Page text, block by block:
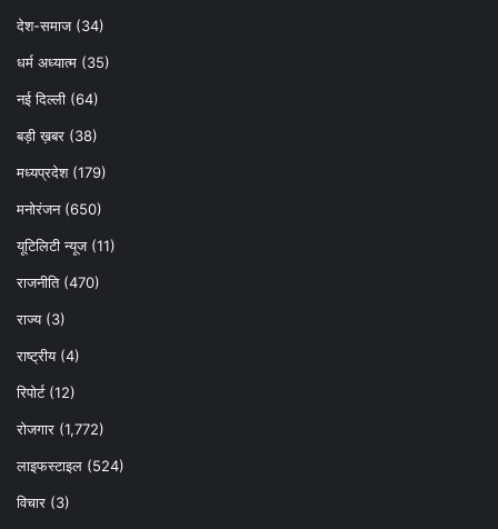
देश-समाज(34)
धर्म अध्यात्म (35)
नई दिल्ली (64)
बड़ी ख़बर (38)
मध्यप्रदेश(179)
मनोरंजन(650)
यूटिलिटी न्यूज(11)
राजनीति(470)
राज्य(3)
राष्ट्रीय(4)
रिपोर्ट(12)
रोजगार (1,772)
लाइफस्टाइल (524)
विचार (3)